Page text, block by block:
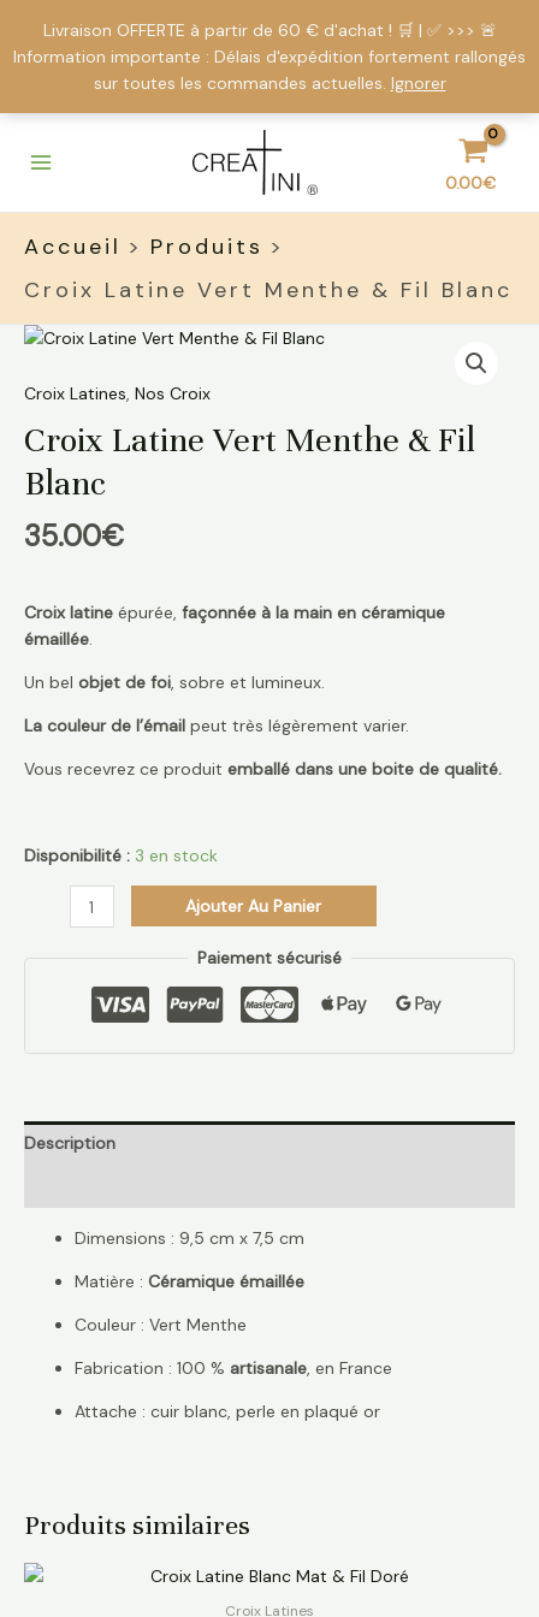
Livraison OFFERTE à partir de 60 € d'achat ! 🛒 | ✅ >>> 🚨
Information importante : Délais d'expédition fortement rallongés
sur toutes les commandes actuelles. Ignorer
Menu
0.00€
Accueil
Produits
Croix Latine Vert Menthe & Fil Blanc
Croix Latines, Nos Croix
Croix Latine Vert Menthe & Fil
Blanc
35.00€
Croix latine épurée, façonnée à la main en céramique
émaillée.
Un bel objet de foi, sobre et lumineux.
La couleur de l’émail peut très légèrement varier.
Vous recevrez ce produit emballé dans une boite de qualité.
Disponibilité : 3 en stock
quantité
Croix
Vert
Menthe
&
Fil
Blanc
Ajouter Au Panier
Paiement sécurisé
Description
Dimensions : 9,5 cm x 7,5 cm
Matière : Céramique émaillée
Couleur : Vert Menthe
Fabrication : 100 % artisanale, en France
Attache : cuir blanc, perle en plaqué or
Produits similaires
Croix Latines